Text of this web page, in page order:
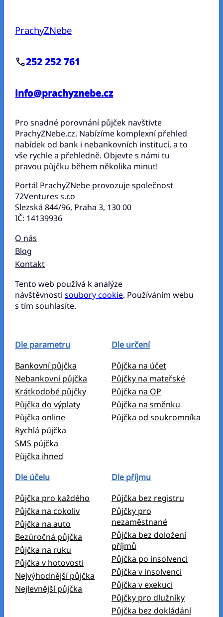
PrachyZNebe
252 252 761
info@prachyznebe.cz
Pro snadné porovnání půjček navštivte
PrachyZNebe.cz. Nabízíme komplexní přehled
nabídek od bank i nebankovních institucí, a to
vše rychle a přehledně. Objevte s námi tu
pravou půjčku během několika minut!
Portál PrachyZNebe provozuje společnost
72Ventures s.r.o
Slezská 844/96, Praha 3, 130 00
IČ: 14139936
O nás
Blog
Kontakt
Tento web používá k analýze
návštěvnostisoubory cookie. Používáním webu
s tím souhlasíte.
Dle parametru
Bankovní půjčka
Nebankovní půjčka
Krátkodobé půjčky
Půjčka do výplaty
Půjčka online
Rychlá půjčka
SMS půjčka
Půjčka ihned
Dle určení
Půjčka na účet
Půjčky na mateřské
Půjčka na OP
Půjčka na směnku
Půjčka od soukromníka
Dle účelu
Půjčka pro každého
Půjčka na cokoliv
Půjčka na auto
Bezúročná půjčka
Půjčka na ruku
Půjčka v hotovosti
Nejvýhodnější půjčka
Nejlevnější půjčka
Dle příjmu
Půjčka bez registru
Půjčky pro
nezaměstnané
Půjčka bez doložení
příjmů
Půjčka po insolvenci
Půjčka v insolvenci
Půjčka v exekuci
Půjčky pro dlužníky
Půjčka bez dokládání